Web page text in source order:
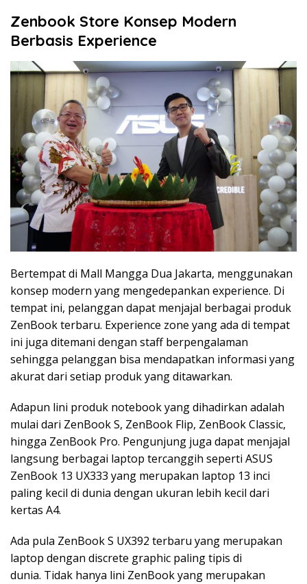
Zenbook Store Konsep Modern
Berbasis Experience
Bertempat di Mall Mangga Dua Jakarta, menggunakan
konsep modern yang mengedepankan experience. Di
tempat ini, pelanggan dapat menjajal berbagai produk
ZenBook terbaru. Experience zone yang ada di tempat
ini juga ditemani dengan staff berpengalaman
sehingga pelanggan bisa mendapatkan informasi yang
akurat dari setiap produk yang ditawarkan.
Adapun lini produk notebook yang dihadirkan adalah
mulai dari ZenBook S, ZenBook Flip, ZenBook Classic,
hingga ZenBook Pro. Pengunjung juga dapat menjajal
langsung berbagai laptop tercanggih seperti ASUS
ZenBook 13 UX333 yang merupakan laptop 13 inci
paling kecil di dunia dengan ukuran lebih kecil dari
kertas A4.
Ada pula ZenBook S UX392 terbaru yang merupakan
laptop dengan discrete graphic paling tipis di
dunia. Tidak hanya lini ZenBook yang merupakan